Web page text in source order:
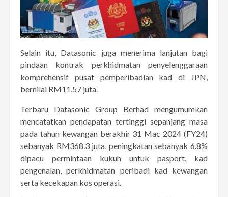
Selain itu, Datasonic juga menerima lanjutan bagi
pindaan kontrak perkhidmatan penyelenggaraan
komprehensif pusat pemperibadian kad di JPN,
bernilai RM11.57 juta.
Terbaru Datasonic Group Berhad mengumumkan
mencatatkan pendapatan tertinggi sepanjang masa
pada tahun kewangan berakhir 31 Mac 2024 (FY24)
sebanyak RM368.3 juta, peningkatan sebanyak 6.8%
dipacu permintaan kukuh untuk pasport, kad
pengenalan, perkhidmatan peribadi kad kewangan
serta kecekapan kos operasi.